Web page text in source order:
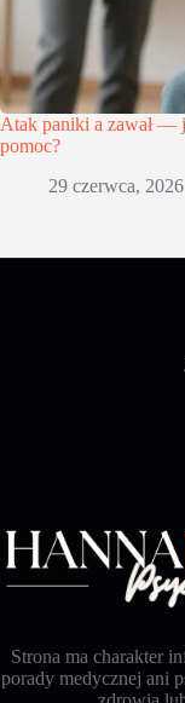
Atak paniki a zawał —
pomoc?
29 czerwca, 2026
Strona ma charakter
porady medycznej ani